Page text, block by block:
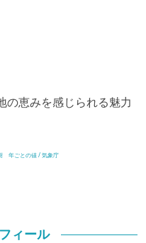
の恵みを感じられる魅力
年ごとの値 / 気象庁
ィール